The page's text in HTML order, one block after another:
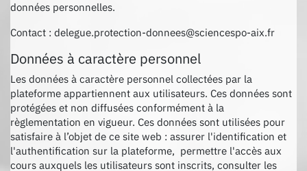
données personnelles.
Contact : delegue.protection-donnees@sciencespo-aix.fr
Données à caractère personnel
Les données à caractère personnel collectées par la
plateforme appartiennent aux utilisateurs. Ces données sont
protégées et non diffusées conformément à la
règlementation en vigueur. Ces données sont utilisées pour
satisfaire à l’objet de ce site web : assurer l'identification et
l'authentification sur la plateforme, permettre l'accès aux
cours auxquels les utilisateurs sont inscrits, consulter les